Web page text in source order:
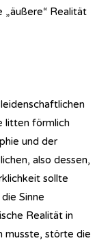
„äußere“ Realität
litten förmlich
und der
also dessen,
sollte
Sinne
Realität in
musste, störte die